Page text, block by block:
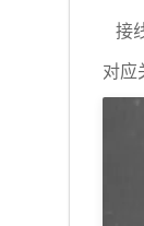
接
对应